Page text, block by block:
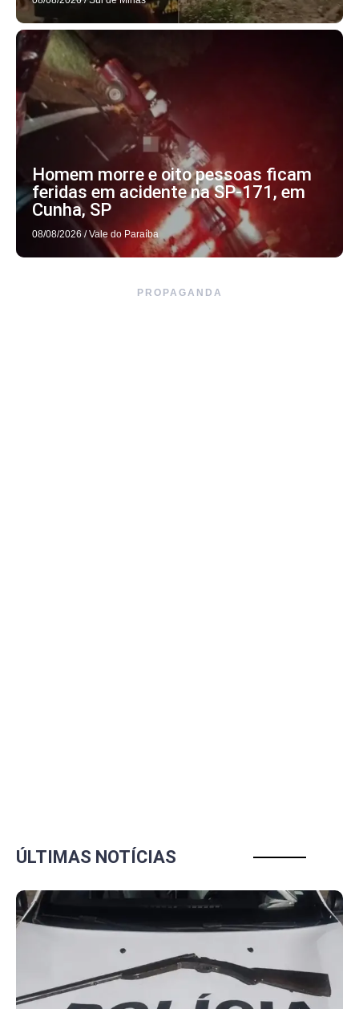
Homem morre e oito pessoas ficam
feridas em acidente na SP-171, em
Cunha, SP
08/08/2026 / Vale do Paraíba
PROPAGANDA
ÚLTIMAS NOTÍCIAS